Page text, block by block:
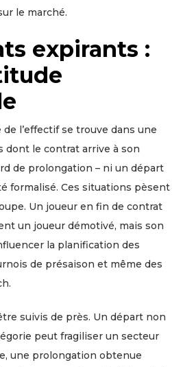
le marché.
expirants :
l’effectif se trouve dans une
dont le contrat arrive à son
de prolongation – ni un départ
formalisé. Ces situations pèsent
Un joueur en fin de contrat
un joueur démotivé, mais son
la planification des
de présaison et même des
suivis de près. Un départ non
peut fragiliser un secteur
une prolongation obtenue